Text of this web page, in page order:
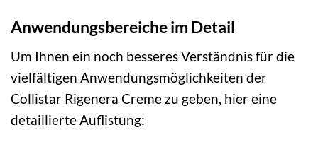
Anwendungsbereiche im Detail
Um Ihnen ein noch besseres Verständnis für die
vielfältigen Anwendungsmöglichkeiten der
Collistar Rigenera Creme zu geben, hier eine
detaillierte Auflistung: